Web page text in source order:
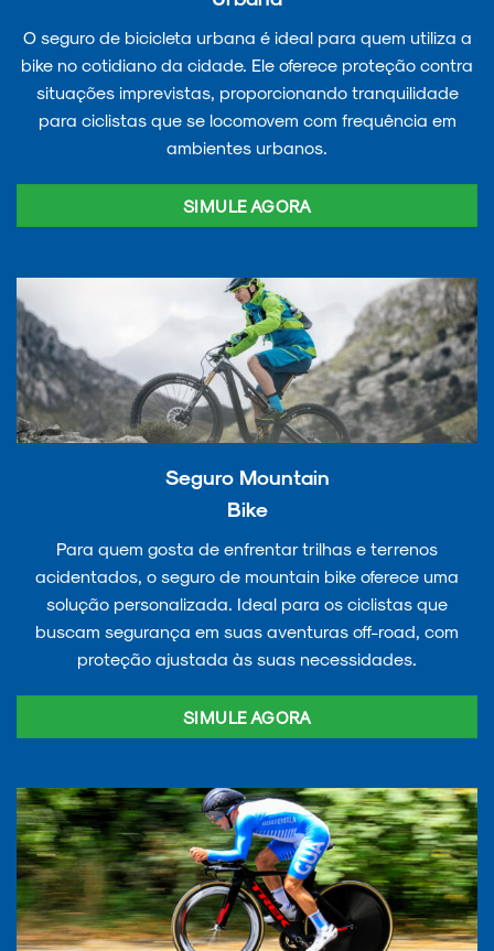
O seguro de bicicleta urbana é ideal para quem utiliza a
bike no cotidiano da cidade. Ele oferece proteção contra
situações imprevistas, proporcionando tranquilidade
para ciclistas que se locomovem com frequência em
ambientes urbanos.
SIMULE AGORA
Seguro Mountain
Bike
Para quem gosta de enfrentar trilhas e terrenos
acidentados, o seguro de mountain bike oferece uma
solução personalizada. Ideal para os ciclistas que
buscam segurança em suas aventuras off-road, com
proteção ajustada às suas necessidades.
SIMULE AGORA